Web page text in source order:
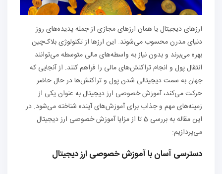
ارزهای دیجیتال یا همان ارزهای مجازی از جمله پدیده‌های روز
دنیای مدرن محسوب می‌شوند. این ارزها از تکنولوژی بلاک‌چین
بهره می‌برند و بدون نیاز به واسطه‌های مالی متوسطه می‌توانند
انتقال پول و انجام تراکنش‌های مالی را فراهم کنند. از آنجایی که
جهان به سمت دیجیتالی شدن پول و تراکنش‌ها در حال حاضر
حرکت می‌کند، آموزش خصوصی ارز دیجیتال به عنوان یکی از
زمینه‌های مهم و جذاب برای آموزش‌های آینده شناخته می‌شود. در
این مقاله به بررسی 5 تا از مزایا آموزش خصوصی ارز دیجیتال
می‌پردازیم:
دسترسی آسان با آموزش خصوصی ارز دیجیتال